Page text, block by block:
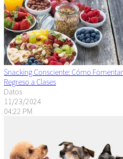
Snacking Consciente: Cómo
Regreso a Clases
Datos
11/23/2024
04:22 PM